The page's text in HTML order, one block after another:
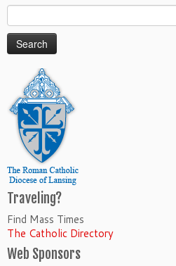
Search
for:
Traveling?
Find Mass Times
The Catholic Directory
Web Sponsors